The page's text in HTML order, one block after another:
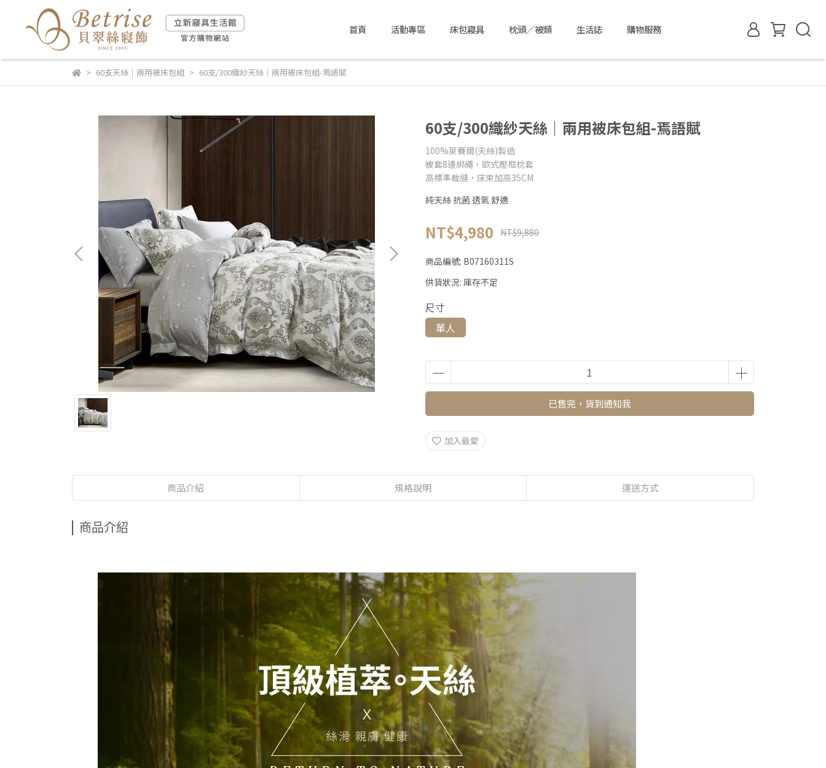
首頁 活動專區 床包寢具 枕頭／被類 生活誌 購物服務
60支天絲｜兩用被床包組 60支/300織紗天絲｜兩用被床包組-焉語賦
60支/300織紗天絲｜兩用被床包組-焉語賦
100%萊賽爾(天絲)製造
被套8邊綁繩，歐式壓框枕套
高標準裁縫，床束加高35CM
純天絲 抗菌 透氣 舒適
NT$4,980 NT$9,880
商品編號: B07160311S
供貨狀況: 庫存不足
尺寸
單人
已售完，貨到通知我
加入最愛
商品介紹 規格說明 運送方式
商品介紹